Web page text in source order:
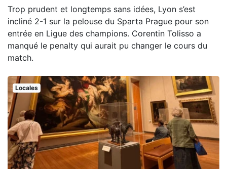
Trop prudent et longtemps sans idées, Lyon s’est
incliné 2-1 sur la pelouse du Sparta Prague pour son
entrée en Ligue des champions. Corentin Tolisso a
manqué le penalty qui aurait pu changer le cours du
match.
Locales